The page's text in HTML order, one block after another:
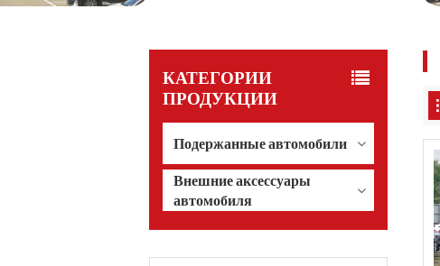
КАТЕГОРИИ
ПРОДУКЦИИ
Подержанные автомобили
Внешние аксессуары
автомобиля